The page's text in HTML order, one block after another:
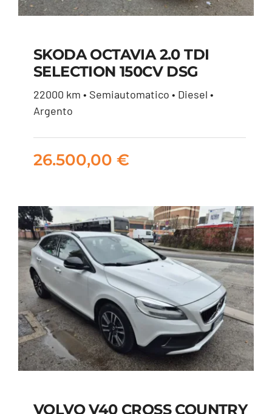
SKODA OCTAVIA 2.0
TDI SELECTION 150CV
26.500,00
SKODA OCTAVIA 2.0 TDI
SELECTION 150CV DSG
22000 km • Semiautomatico • Diesel •
Argento
26.500,00 €
VOLVO V40 CROSS COUNTRY